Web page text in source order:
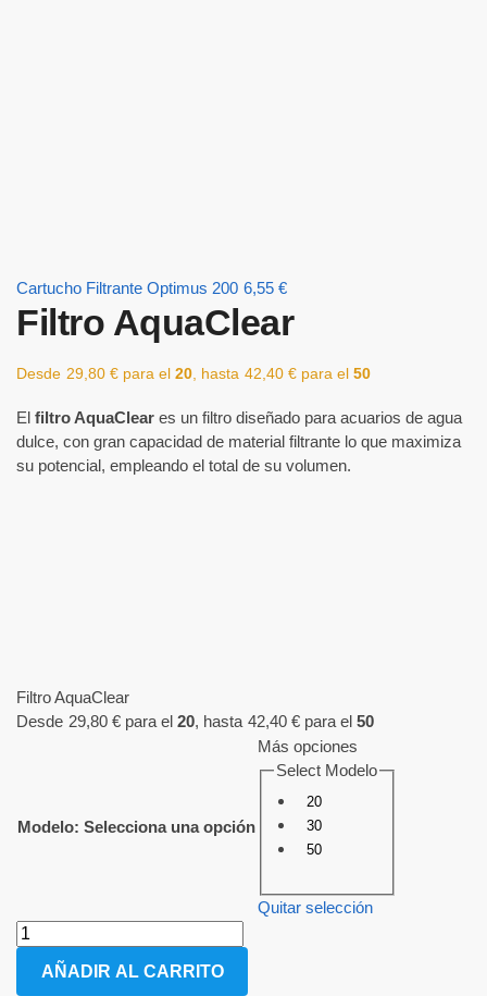
Cartucho Filtrante Optimus 200 6,55 €
Filtro AquaClear
Desde 29,80 € para el 20 , hasta 42,40 € para el 50
El filtro AquaClear es un filtro diseñado para acuarios de agua
dulce, con gran capacidad de material filtrante lo que maximiza
su potencial, empleando el total de su volumen.
Filtro AquaClear
Desde 29,80 € para el 20, hasta 42,40 € para el 50
Modelo: Selecciona una opción
Más opciones
Select Modelo
20
30
50
Quitar selección
AÑADIR AL CARRITO